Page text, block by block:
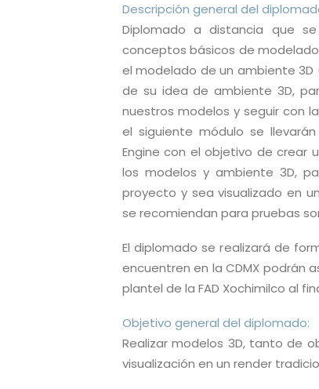
Descripción general del
Diplomado a distancia que
conceptos básicos de
el modelado de un ambiente
de su idea de ambiente 3D,
nuestros modelos y seguir con
el siguiente módulo se
Engine con el objetivo de crear
los modelos y ambiente 3D,
proyecto y sea visualizado en
se recomiendan para pruebas
El diplomado se realizará de
encuentren en la CDMX podrán
plantel de la FAD Xochimilco al
Objetivo general del diplomado:
Realizar modelos 3D, tanto de
visualización en un render